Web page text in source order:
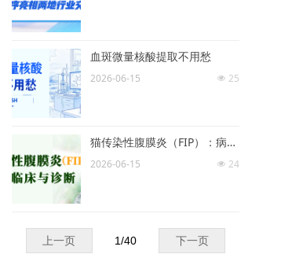
血斑微量核酸提取不用愁
넶 25
2026-06-15
猫传染性腹膜炎（FIP）：病原、临床与诊断
넶 24
2026-06-15
上一页 下一页
1/40